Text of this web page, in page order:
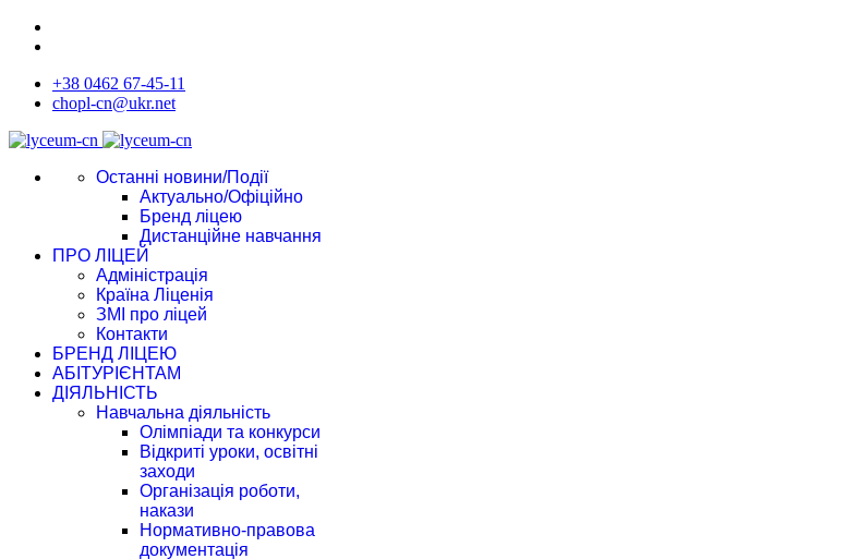
+38 0462 67-45-11
chopl-cn@ukr.net
Останні новини/Події
Актуально/Офіційно
Бренд ліцею
Дистанційне навчання
ПРО ЛІЦЕЙ
Адміністрація
Країна Ліценія
ЗМІ про ліцей
Контакти
БРЕНД ЛІЦЕЮ
АБІТУРІЄНТАМ
ДІЯЛЬНІСТЬ
Навчальна діяльність
Олімпіади та конкурси
Відкриті уроки, освітні
заходи
Організація роботи,
накази
Нормативно-правова
документація